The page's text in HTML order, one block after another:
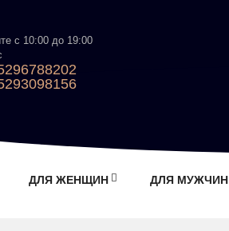
с 10:00 до 19:00
ДЛЯ ЖЕНЩИН ДЛЯ МУЖЧИН